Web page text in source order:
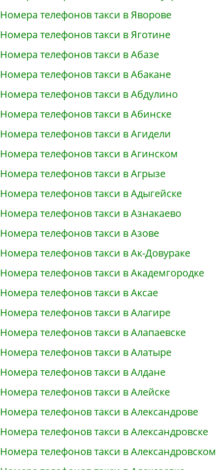
Номера телефонов такси в Яворове
Номера телефонов такси в Яготине
Номера телефонов такси в Абазе
Номера телефонов такси в Абакане
Номера телефонов такси в Абдулино
Номера телефонов такси в Абинске
Номера телефонов такси в Агидели
Номера телефонов такси в Агинском
Номера телефонов такси в Агрызе
Номера телефонов такси в Адыгейске
Номера телефонов такси в Азнакаево
Номера телефонов такси в Азове
Номера телефонов такси в Ак-Довураке
Номера телефонов такси в Академгородке
Номера телефонов такси в Аксае
Номера телефонов такси в Алагире
Номера телефонов такси в Алапаевске
Номера телефонов такси в Алатыре
Номера телефонов такси в Алдане
Номера телефонов такси в Алейске
Номера телефонов такси в Александрове
Номера телефонов такси в Александровске
Номера телефонов такси в Александровском